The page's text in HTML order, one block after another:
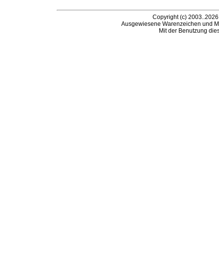
Copyright (c)
Ausgewiesene Warenzeichen und
Mit der Benutzung